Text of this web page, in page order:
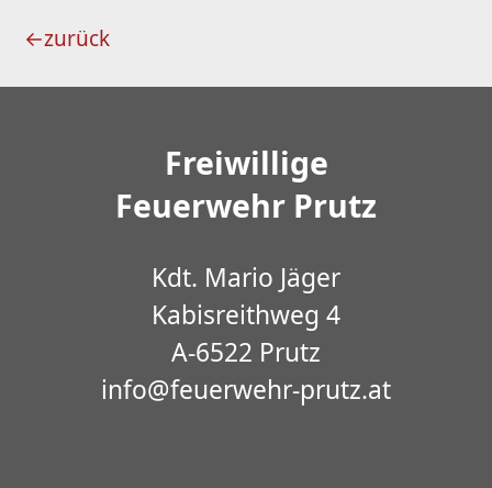
←zurück
Freiwillige
Feuerwehr Prutz
Kdt. Mario Jäger
Kabisreithweg 4
A-6522 Prutz
info@feuerwehr-prutz.at